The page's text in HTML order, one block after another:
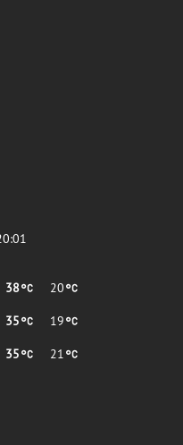
20
38
19
35
21
35